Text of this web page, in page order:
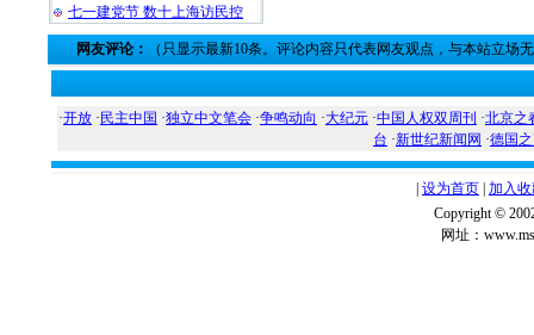
七一建党节 数十上海访民控
网友评论： （只显示最新10条。评论内容只代表网友观点，与本站立场
·开放 · 民主中国 ·独立中文笔会 ·争鸣动向 ·大纪元 ·中国人权双周刊 ·北京之
台 ·新世纪新闻网 ·德国
设为首页 加入
Copyright ©
网址：